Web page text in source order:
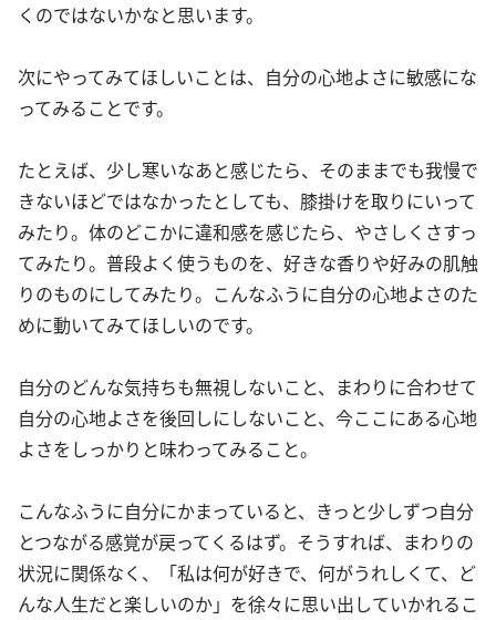
くのではないかなと思います。
次にやってみてほしいことは、自分の心地よさに敏感にな
ってみることです。
たとえば、少し寒いなあと感じたら、そのままでも我慢で
きないほどではなかったとしても、膝掛けを取りにいって
みたり。体のどこかに違和感を感じたら、やさしくさすっ
てみたり。普段よく使うものを、好きな香りや好みの肌触
りのものにしてみたり。こんなふうに自分の心地よさのた
めに動いてみてほしいのです。
自分のどんな気持ちも無視しないこと、まわりに合わせて
自分の心地よさを後回しにしないこと、今ここにある心地
よさをしっかりと味わってみること。
こんなふうに自分にかまっていると、きっと少しずつ自分
とつながる感覚が戻ってくるはず。そうすれば、まわりの
状況に関係なく、「私は何が好きで、何がうれしくて、ど
んな人生だと楽しいのか」を徐々に思い出していかれるこ